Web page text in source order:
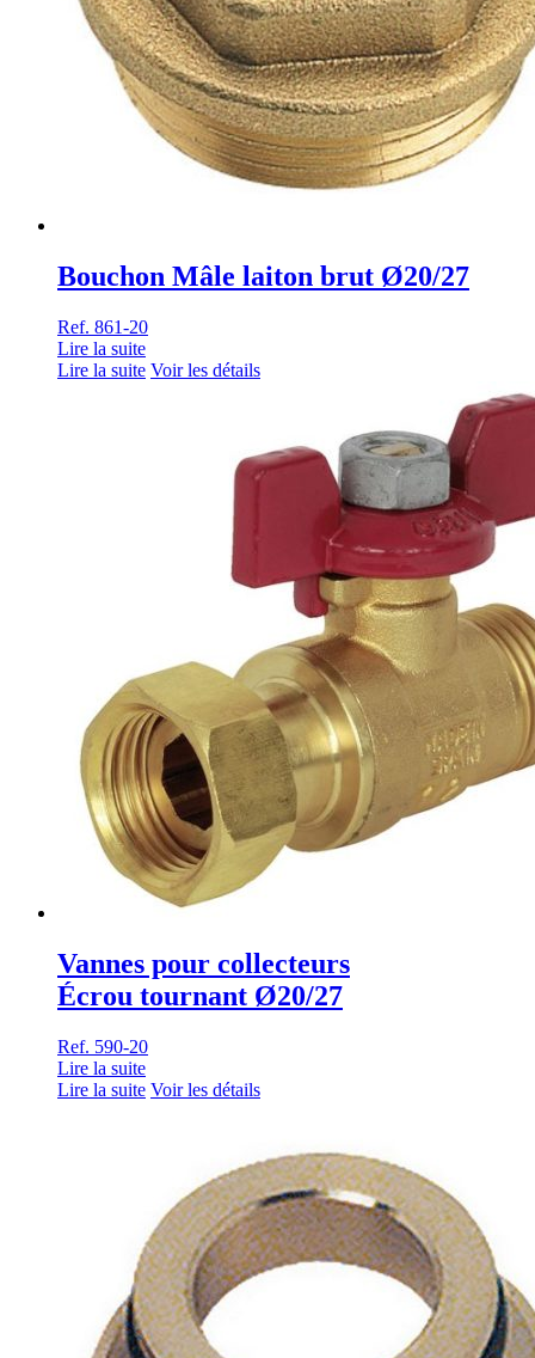
Bouchon Mâle laiton brut Ø20/27
Ref. 861-20
Lire la suite
Lire la suite Voir les détails
Vannes pour collecteurs
Écrou tournant Ø20/27
Ref. 590-20
Lire la suite
Lire la suite Voir les détails